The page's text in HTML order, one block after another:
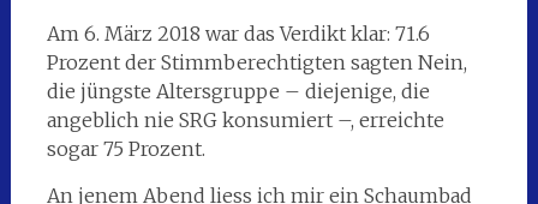
Am 6. März 2018 war das Verdikt klar: 71.6
Prozent der Stimmberechtigten sagten Nein,
die jüngste Altersgruppe – diejenige, die
angeblich nie SRG konsumiert –, erreichte
sogar 75 Prozent.
An jenem Abend liess ich mir ein Schaumbad